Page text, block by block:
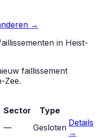
→
in Heist-
faillissement
Zee.
Sector
Type
— Gesloten Details
→